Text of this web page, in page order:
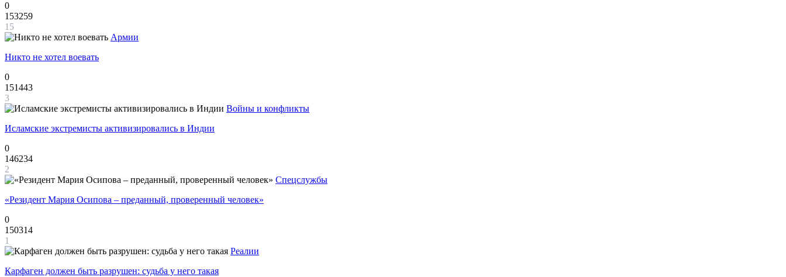
0
153259
15
Армии
Никто не хотел воевать
0
151443
3
Войны и конфликты
Исламские экстремисты активизировались в Индии
0
146234
2
Спецслужбы
«Резидент Мария Осипова – преданный, проверенный человек»
0
150314
1
Реалии
Карфаген должен быть разрушен: судьба у него такая